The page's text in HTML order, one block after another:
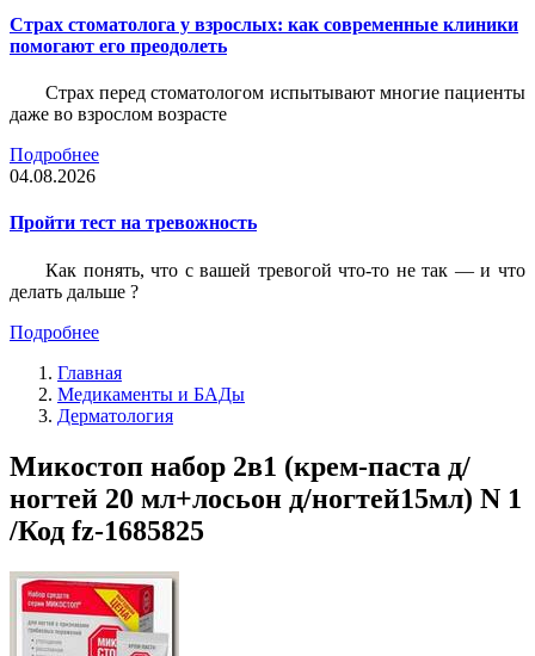
Страх стоматолога у взрослых: как современные клиники
помогают его преодолеть
Страх перед стоматологом испытывают многие пациенты
даже во взрослом возрасте
Подробнее
04.08.2026
Пройти тест на тревожность
Как понять, что с вашей тревогой что-то не так — и что
делать дальше ?
Подробнее
Главная
Медикаменты и БАДы
Дерматология
Микостоп набор 2в1 (крем-паста д/
ногтей 20 мл+лосьон д/ногтей15мл) N 1
/Код fz-1685825